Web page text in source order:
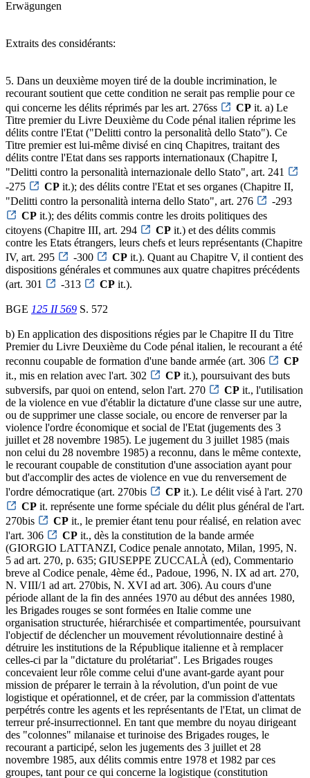
Erwägungen
Extraits des considérants:
5. Dans un deuxième moyen tiré de la double incrimination, le
recourant soutient que cette condition ne serait pas remplie pour ce
qui concerne les délits réprimés par les art. 276ss
CP it. a) Le
Titre premier du Livre Deuxième du Code pénal italien réprime les
délits contre l'Etat ("Delitti contro la personalità dello Stato"). Ce
Titre premier est lui-même divisé en cinq Chapitres, traitant des
délits contre l'Etat dans ses rapports internationaux (Chapitre I,
"Delitti contro la personalità internazionale dello Stato", art. 241
-275
CP it.); des délits contre l'Etat et ses organes (Chapitre II,
"Delitti contro la personalità interna dello Stato", art. 276
-293
CP it.); des délits commis contre les droits politiques des
citoyens (Chapitre III, art. 294
CP it.) et des délits commis
contre les Etats étrangers, leurs chefs et leurs représentants (Chapitre
IV, art. 295
-300 CP it.). Quant au Chapitre V, il contient des
dispositions générales et communes aux quatre chapitres précédents
(art. 301
-313 CP it.).
BGE 125 II 569 S. 572
b) En application des dispositions régies par le Chapitre II du Titre
Premier du Livre Deuxième du Code pénal italien, le recourant a été
reconnu coupable de formation d'une bande armée (art. 306
CP
it., mis en relation avec l'art. 302
CP it.), poursuivant des buts
subversifs, par quoi on entend, selon l'art. 270
CP it., l'utilisation
de la violence en vue d'établir la dictature d'une classe sur une autre,
ou de supprimer une classe sociale, ou encore de renverser par la
violence l'ordre économique et social de l'Etat (jugements des 3
juillet et 28 novembre 1985). Le jugement du 3 juillet 1985 (mais
non celui du 28 novembre 1985) a reconnu, dans le même contexte,
le recourant coupable de constitution d'une association ayant pour
but d'accomplir des actes de violence en vue du renversement de
l'ordre démocratique (art. 270bis
CP it.). Le délit visé à l'art. 270
CP it. représente une forme spéciale du délit plus général de l'art.
270bis
CP it., le premier étant tenu pour réalisé, en relation avec
l'art. 306
CP it., dès la constitution de la bande armée
(GIORGIO LATTANZI, Codice penale annotato, Milan, 1995, N.
5 ad art. 270, p. 635; GIUSEPPE ZUCCALÀ (ed), Commentario
breve al Codice penale, 4ème éd., Padoue, 1996, N. IX ad art. 270,
N. VIII/1 ad art. 270bis, N. XVI ad art. 306). Au cours d'une
période allant de la fin des années 1970 au début des années 1980,
les Brigades rouges se sont formées en Italie comme une
organisation structurée, hiérarchisée et compartimentée, poursuivant
l'objectif de déclencher un mouvement révolutionnaire destiné à
détruire les institutions de la République italienne et à remplacer
celles-ci par la "dictature du prolétariat". Les Brigades rouges
concevaient leur rôle comme celui d'une avant-garde ayant pour
mission de préparer le terrain à la révolution, d'un point de vue
logistique et opérationnel, et de créer, par la commission d'attentats
perpétrés contre les agents et les représentants de l'Etat, un climat de
terreur pré-insurrectionnel. En tant que membre du noyau dirigeant
des "colonnes" milanaise et turinoise des Brigades rouges, le
recourant a participé, selon les jugements des 3 juillet et 28
novembre 1985, aux délits commis entre 1978 et 1982 par ces
groupes, tant pour ce qui concerne la logistique (constitution